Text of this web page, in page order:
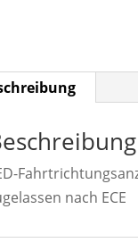
nach ECE